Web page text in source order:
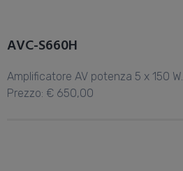
AVC-S660H
Amplificatore AV potenza 5 x 150 W.
Prezzo: € 650,00